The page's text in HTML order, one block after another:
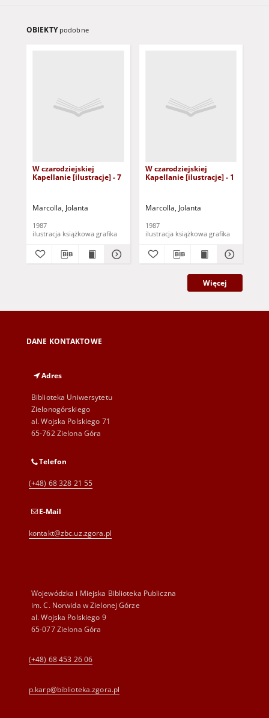
OBIEKTY podobne
W czarodziejskiej
Kapellanie [ilustracje] - 7
Marcolla, Jolanta
1987
ilustracja książkowa grafika
W czarodziejskiej
Kapellanie [ilustracje] - 1
Marcolla, Jolanta
1987
ilustracja książkowa grafika
Więcej
DANE KONTAKTOWE
Adres
Biblioteka Uniwersytetu
Zielonogórskiego
al. Wojska Polskiego 71
65-762 Zielona Góra
Telefon
(+48) 68 328 21 55
E-Mail
kontakt@zbc.uz.zgora.pl
Wojewódzka i Miejska Biblioteka Publiczna
im. C. Norwida w Zielonej Górze
al. Wojska Polskiego 9
65-077 Zielona Góra
(+48) 68 453 26 06
p.karp@biblioteka.zgora.pl